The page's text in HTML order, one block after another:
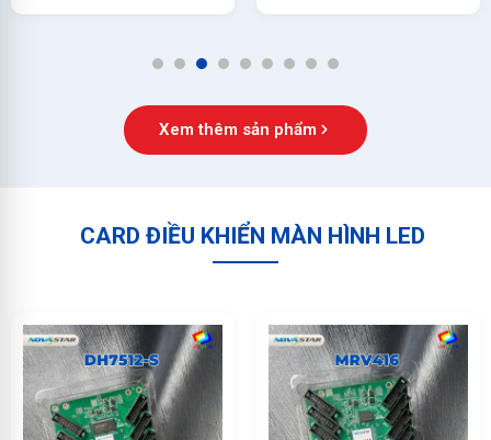
1 2 3 4 5 6 7 8 9
Xem thêm sản phẩm
CARD ĐIỀU KHIỂN MÀN HÌNH LED